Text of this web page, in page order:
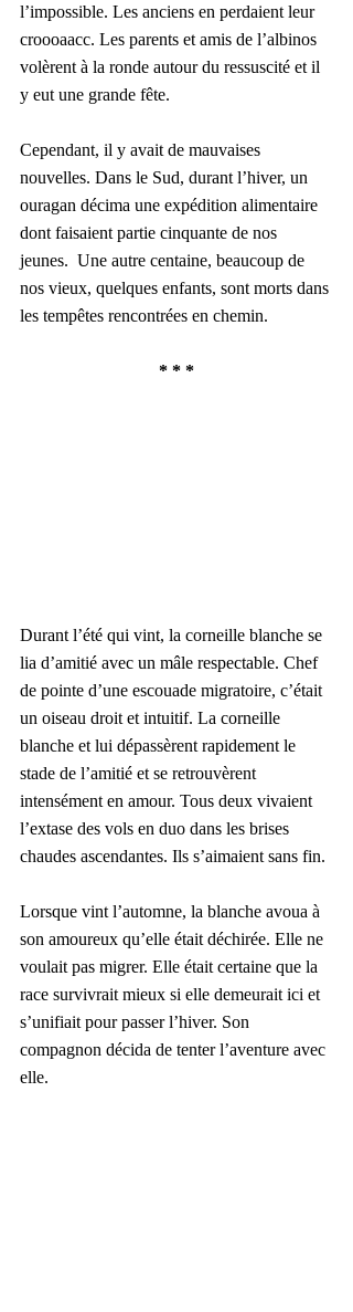
l’impossible. Les anciens en perdaient leur
croooaacc. Les parents et amis de l’albinos
volèrent à la ronde autour du ressuscité et il
y eut une grande fête.
Cependant, il y avait de mauvaises
nouvelles. Dans le Sud, durant l’hiver, un
ouragan décima une expédition alimentaire
dont faisaient partie cinquante de nos
jeunes.  Une autre centaine, beaucoup de
nos vieux, quelques enfants, sont morts dans
les tempêtes rencontrées en chemin.
* * *
Durant l’été qui vint, la corneille blanche se
lia d’amitié avec un mâle respectable. Chef
de pointe d’une escouade migratoire, c’était
un oiseau droit et intuitif. La corneille
blanche et lui dépassèrent rapidement le
stade de l’amitié et se retrouvèrent
intensément en amour. Tous deux vivaient
l’extase des vols en duo dans les brises
chaudes ascendantes. Ils s’aimaient sans fin.
Lorsque vint l’automne, la blanche avoua à
son amoureux qu’elle était déchirée. Elle ne
voulait pas migrer. Elle était certaine que la
race survivrait mieux si elle demeurait ici et
s’unifiait pour passer l’hiver. Son
compagnon décida de tenter l’aventure avec
elle.